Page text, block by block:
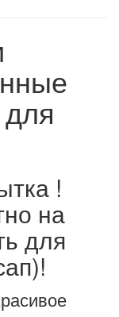
!
на
для